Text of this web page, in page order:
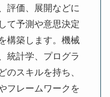
評価、展開などに
て予測や意思決定
構築します。機械
統計学、プログラ
のスキルを持ち、
フレームワークを